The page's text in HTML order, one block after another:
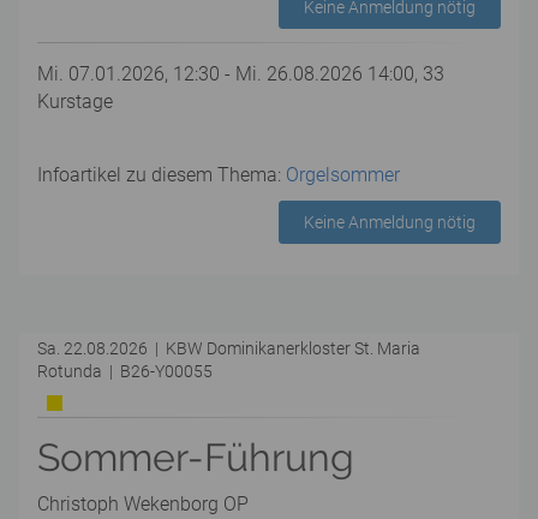
Keine Anmeldung nötig
Mi. 07.01.2026, 12:30 - Mi. 26.08.2026 14:00, 33
Kurstage
Infoartikel zu diesem Thema: Orgelsommer
Keine Anmeldung nötig
Sa. 22.08.2026 | KBW Dominikanerkloster St. Maria
Rotunda | B26-Y00055
Sommer-Führung
Christoph Wekenborg OP